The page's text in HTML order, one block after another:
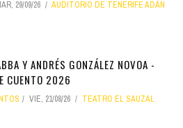
29/09/26
AUDITORIO DE TENERIFE ADÁN
Y ANDRÉS GONZÁLEZ NOVOA -
CUENTO 2026
VIE, 21/08/26 TEATRO EL SAUZAL